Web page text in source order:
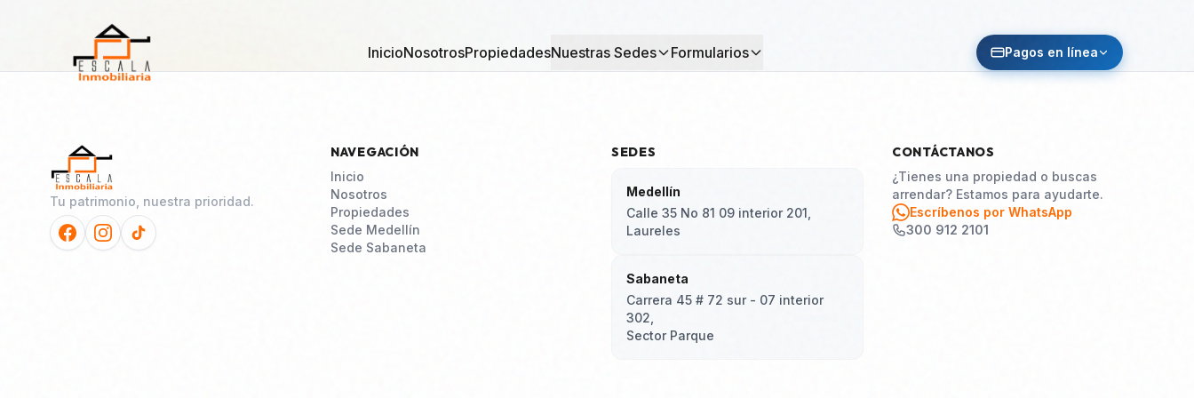
InicioNosotrosPropiedadesNuestras Sedes Formularios Pagos en línea
Tu patrimonio, nuestra prioridad.
NAVEGACIÓN
Inicio
Nosotros
Propiedades
Sede Medellín
Sede Sabaneta
SEDES
Medellín
Calle 35 No 81 09 interior 201,
Laureles
Sabaneta
Carrera 45 # 72 sur - 07 interior
302,
Sector Parque
CONTÁCTANOS
¿Tienes una propiedad o buscas
arrendar? Estamos para ayudarte.
Escríbenos por WhatsApp
300 912 2101